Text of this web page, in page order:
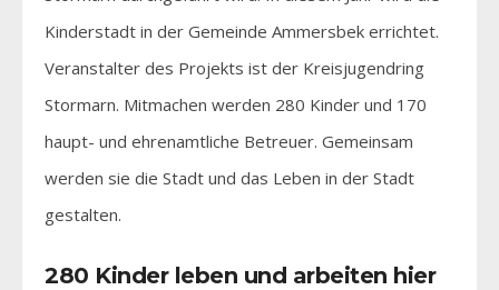
Kinderstadt in der Gemeinde Ammersbek errichtet.
Veranstalter des Projekts ist der Kreisjugendring
Stormarn. Mitmachen werden 280 Kinder und 170
haupt- und ehrenamtliche Betreuer. Gemeinsam
werden sie die Stadt und das Leben in der Stadt
gestalten.
280 Kinder leben und arbeiten hier